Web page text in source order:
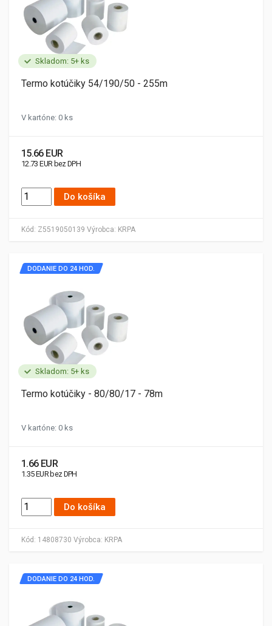
Skladom: 5+ ks
Kód: Z5519050139 Výrobca: KRPA
Termo kotúčiky 54/190/50 - 255m
V kartóne: 0 ks
15.66 EUR
12.73 EUR bez DPH
Do košíka
Skladom: 5+ ks
Kód: 14808730 Výrobca: KRPA
DODANIE DO 24 HOD.
Termo kotúčiky - 80/80/17 - 78m
V kartóne: 0 ks
1.66 EUR
1.35 EUR bez DPH
Do košíka
DODANIE DO 24 HOD.